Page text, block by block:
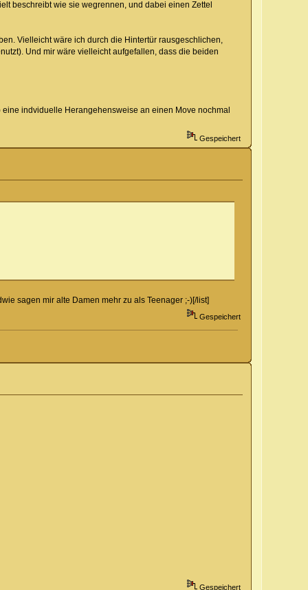
beschreibt wie sie wegrennen, und dabei einen Zettel
Vielleicht wäre ich durch die Hintertür rausgeschlichen,
Und mir wäre vielleicht aufgefallen, dass die beiden
indviduelle Herangehensweise an einen Move nochmal
Gespeichert
sagen mir alte Damen mehr zu als Teenager ;-)[/list]
Gespeichert
Gespeichert